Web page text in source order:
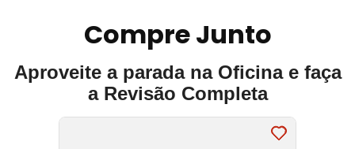
Compre Junto
Aproveite a parada na Oficina e faça
a Revisão Completa